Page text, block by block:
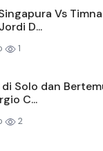
Vs
D...
1
Solo dan
C...
2